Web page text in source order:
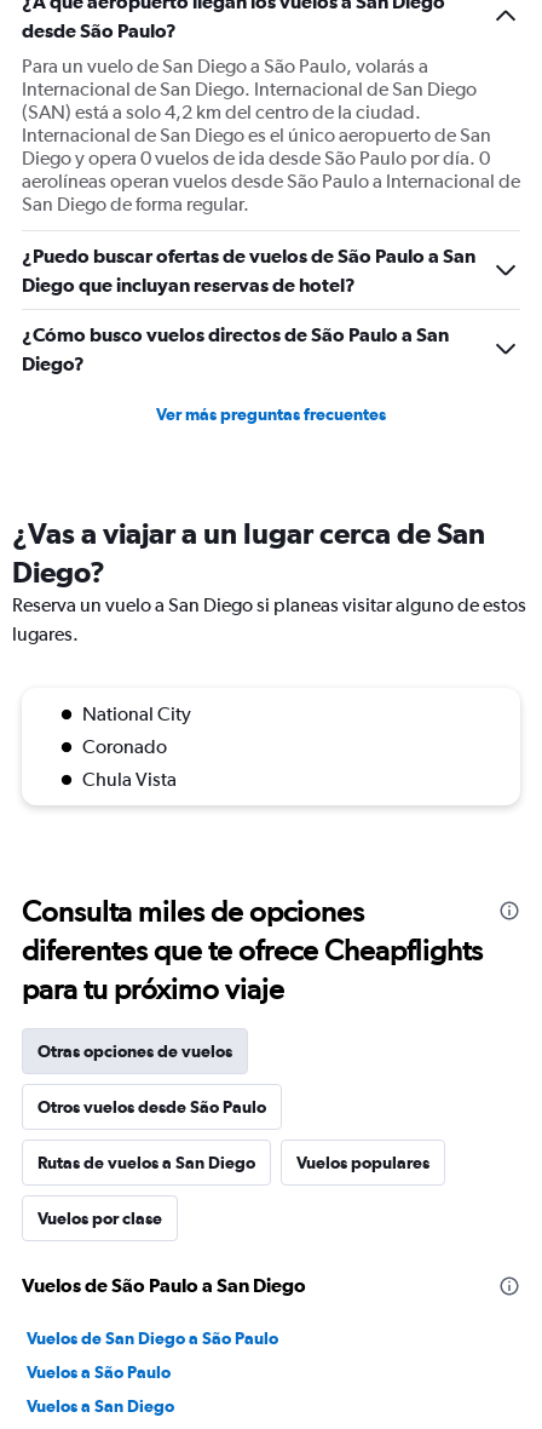
Y
axis
displaying
values.
Range:
0
to
900.
desde São Paulo?
Para un vuelo de San Diego a São Paulo, volarás a
Internacional de San Diego. Internacional de San Diego
(SAN) está a solo 4,2 km del centro de la ciudad.
Internacional de San Diego es el único aeropuerto de San
Diego y opera 0 vuelos de ida desde São Paulo por día. 0
aerolíneas operan vuelos desde São Paulo a Internacional de
San Diego de forma regular.
¿Puedo buscar ofertas de vuelos de São Paulo a San
Diego que incluyan reservas de hotel?
¿Cómo busco vuelos directos de São Paulo a San
Diego?
Ver más preguntas frecuentes
¿Vas a viajar a un lugar cerca de San
Diego?
Reserva un vuelo a San Diego si planeas visitar alguno de estos
lugares.
National City
Coronado
Chula Vista
Consulta miles de opciones
diferentes que te ofrece Cheapflights
para tu próximo viaje
Otras opciones de vuelos
Otros vuelos desde São Paulo
Rutas de vuelos a San Diego Vuelos populares
Vuelos por clase
Vuelos de São Paulo a San Diego
Vuelos de San Diego a São Paulo
Vuelos a São Paulo
Vuelos a San Diego